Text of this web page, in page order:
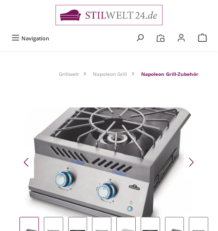
Navigation
Grillwelt Napoleon Grill Napoleon Grill-Zubehör
Bildergalerie überspringen